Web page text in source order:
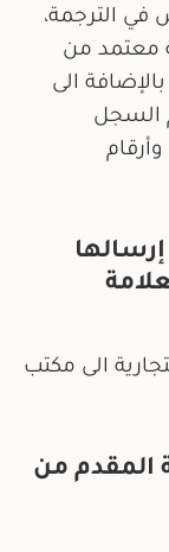
الترجمة،
معتمد من
الى
السجل
الى مكتب
المقدم من